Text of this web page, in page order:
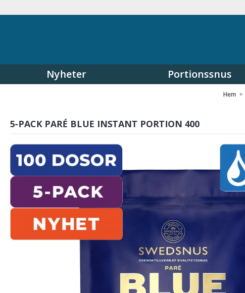
Nyheter Portionssnus
Hem
5-PACK PARÉ BLUE INSTANT PORTION 400